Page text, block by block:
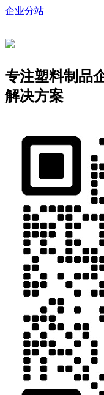
企业分站
专注塑料制品
解决方案